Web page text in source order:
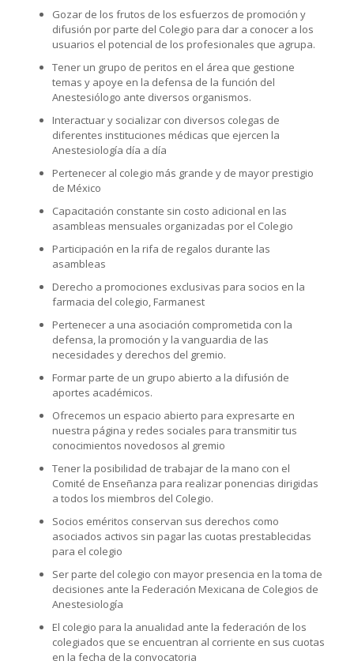
Gozar de los frutos de los esfuerzos de promoción y
difusión por parte del Colegio para dar a conocer a los
usuarios el potencial de los profesionales que agrupa.
Tener un grupo de peritos en el área que gestione
temas y apoye en la defensa de la función del
Anestesiólogo ante diversos organismos.
Interactuar y socializar con diversos colegas de
diferentes instituciones médicas que ejercen la
Anestesiología día a día
Pertenecer al colegio más grande y de mayor prestigio
de México
Capacitación constante sin costo adicional en las
asambleas mensuales organizadas por el Colegio
Participación en la rifa de regalos durante las
asambleas
Derecho a promociones exclusivas para socios en la
farmacia del colegio, Farmanest
Pertenecer a una asociación comprometida con la
defensa, la promoción y la vanguardia de las
necesidades y derechos del gremio.
Formar parte de un grupo abierto a la difusión de
aportes académicos.
Ofrecemos un espacio abierto para expresarte en
nuestra página y redes sociales para transmitir tus
conocimientos novedosos al gremio
Tener la posibilidad de trabajar de la mano con el
Comité de Enseñanza para realizar ponencias dirigidas
a todos los miembros del Colegio.
Socios eméritos conservan sus derechos como
asociados activos sin pagar las cuotas prestablecidas
para el colegio
Ser parte del colegio con mayor presencia en la toma de
decisiones ante la Federación Mexicana de Colegios de
Anestesiología
El colegio para la anualidad ante la federación de los
colegiados que se encuentran al corriente en sus cuotas
en la fecha de la convocatoria